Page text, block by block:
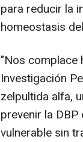
para reducir la
homeostasis
"Nos complace
Investigación
zelpultida alfa,
prevenir la
vulnerable sin